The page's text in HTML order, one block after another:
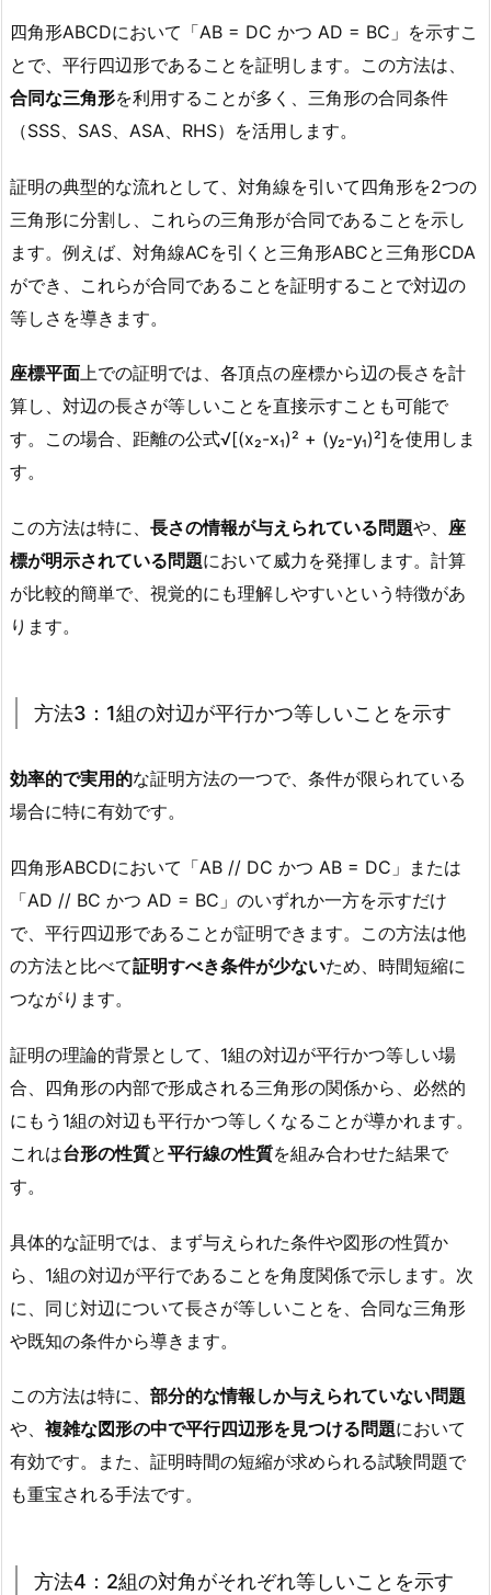
四角形ABCDにおいて「AB = DC かつ AD = BC」を示すこ
とで、平行四辺形であることを証明します。この方法は、
合同な三角形を利用することが多く、三角形の合同条件
（SSS、SAS、ASA、RHS）を活用します。
証明の典型的な流れとして、対角線を引いて四角形を2つの
三角形に分割し、これらの三角形が合同であることを示し
ます。例えば、対角線ACを引くと三角形ABCと三角形CDA
ができ、これらが合同であることを証明することで対辺の
等しさを導きます。
座標平面上での証明では、各頂点の座標から辺の長さを計
算し、対辺の長さが等しいことを直接示すことも可能で
す。この場合、距離の公式√[(x₂-x₁)² + (y₂-y₁)²]を使用しま
す。
この方法は特に、 長さの情報が与えられている問題や、 座
標が明示されている問題において威力を発揮します。計算
が比較的簡単で、視覚的にも理解しやすいという特徴があ
ります。
方法3：1組の対辺が平行かつ等しいことを示す
効率的で実用的な証明方法の一つで、条件が限られている
場合に特に有効です。
四角形ABCDにおいて「AB // DC かつ AB = DC」または
「AD // BC かつ AD = BC」のいずれか一方を示すだけ
で、平行四辺形であることが証明できます。この方法は他
の方法と比べて証明すべき条件が少ないため、時間短縮に
つながります。
証明の理論的背景として、1組の対辺が平行かつ等しい場
合、四角形の内部で形成される三角形の関係から、必然的
にもう1組の対辺も平行かつ等しくなることが導かれます。
これは台形の性質と平行線の性質を組み合わせた結果で
す。
具体的な証明では、まず与えられた条件や図形の性質か
ら、1組の対辺が平行であることを角度関係で示します。次
に、同じ対辺について長さが等しいことを、合同な三角形
や既知の条件から導きます。
この方法は特に、 部分的な情報しか与えられていない問題
や、 複雑な図形の中で平行四辺形を見つける問題において
有効です。また、証明時間の短縮が求められる試験問題で
も重宝される手法です。
方法4：2組の対角がそれぞれ等しいことを示す